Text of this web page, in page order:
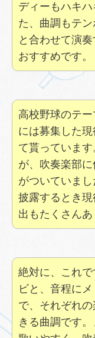
ディーもハキ
た、曲調もテ
と合わせて演
おすすめです。
高校野球のテ
には募集した
て貰っていま
が、吹奏楽部
がついていま
披露するとき
出もたくさんあ
絶対に、これ
ビと、音程に
で、それぞれ
きる曲調です